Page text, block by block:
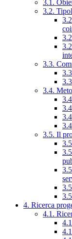
3.1.
3.2.
3.3.
3.4.
3.5. Il
4. Ricerca
4.1.